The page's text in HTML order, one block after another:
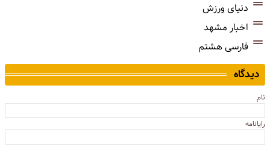
دنیای ورزش
اخبار مشهد
فارسی هشتم
دیدگاه
نام
رایانامه